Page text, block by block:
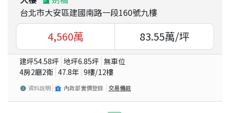
台北市大安區建國南路一段160號九樓
4,560萬 83.55萬/坪
建坪54.58坪 地坪6.85坪 無車位
4房2廳2衛 47.8年 9樓/12樓
資料說明 內政部實價登錄 交易備註